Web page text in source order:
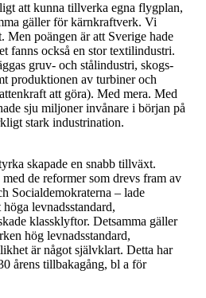
att kunna tillverka egna flygplan,
gäller för kärnkraftverk. Vi
Men poängen är att Sverige hade
fanns också en stor textilindustri.
gruv- och stålindustri, skogs-
produktionen av turbiner och
att göra). Med mera. Med
sju miljoner invånare i början på
stark industrination.
skapade en snabb tillväxt.
de reformer som drevs fram av
Socialdemokraterna – lade
levnadsstandard,
klassklyftor. Detsamma gäller
hög levnadsstandard,
är något självklart. Detta har
årens tillbakagång, bl a för